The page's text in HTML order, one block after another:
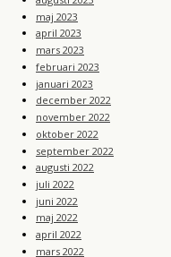
maj 2023
april 2023
mars 2023
februari 2023
januari 2023
december 2022
november 2022
oktober 2022
september 2022
augusti 2022
juli 2022
juni 2022
maj 2022
april 2022
mars 2022